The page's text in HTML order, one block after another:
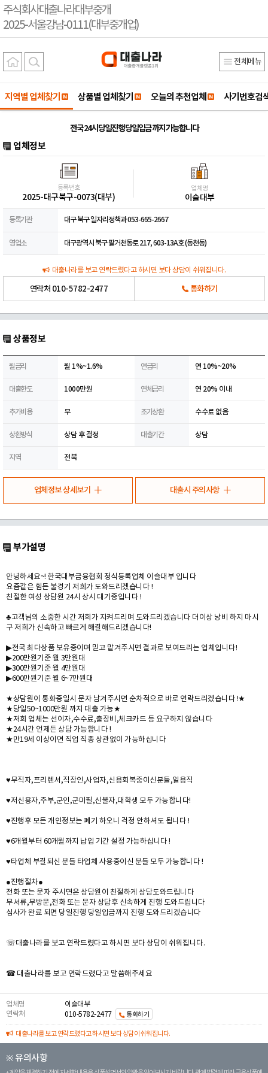
주식회사대출나라대부중개
2025-서울강남-0111(대부중개업)
전체메뉴
지역별 업체찾기 상품별 업체찾기 오늘의 추천업체 사기번호검
전국 24시 당일진행 당일입금 까지 가능합니다
업체정보
등록번호
2025-대구북구-0073(대부)
업체명
이슬대부
등록기관 대구 북구 일자리정책과 053-665-2667
영업소 대구광역시 북구 팔거천동로 217, 603-13A호 (동천동)
대출나라를 보고 연락드렸다고 하시면 보다 상담이 쉬워집니다.
연락처 010-5782-2477 통화하기
상품정보
월금리 월 1%~1.6% 연금리 연 10%~20%
대출한도 1000만원 연체금리 연 20% 이내
추가비용 무 조기상환 수수료 없음
상환방식 상담 후 결정 대출기간 상담
지역 전북
업체정보 상세보기 대출시 주의사항
부가설명
안녕하세요~! 한국대부금융협회 정식등록업체 이슬대부 입니다
요즘같은 힘든 불경기 저희가 도와드리겠습니다 !
친절한 여성 상담원 24시 상시 대기중입니다 !
♣고객님의 소중한 시간 저희가 지켜드리며 도와드리겠습니다 더이상 낭비 하지 마시
구 저희가 신속하고 빠르게 해결해드리겠습니다!
▶전국 최다상품 보유중이며 믿고 맡겨주시면 결과로 보여드리는 업체입니다!
▶200만원기준 월 3만원대
▶300만원기준 월 4만원대
▶600만원기준 월 6~7만원대
★상담원이 통화중일시 문자 남겨주시면 순차적으로 바로 연락드리겠습니다 !★
★당일50~1000만원 까지 대출 가능★
★저희 업체는 선이자,수수료,출장비,체크카드 등 요구하지 않습니다
★24시간 언제든 상담 가능합니다 !
★만19세 이상이면 직업 직종 상관없이 가능하십니다
♥무직자,프리렌서,직장인,사업자,신용회복중이신분들,일용직
♥저신용자,주부,군인,군미필,신불자,대학생 모두 가능합니다!
♥진행후 모든 개인정보는 폐기 하오니 걱정 안하셔도 됩니다 !
♥6개월부터 60개월까지 납입 기간 설정 가능하십니다 !
♥타업체 부결되신 분들 타업체 사용중이신 분들 모두 가능합니다 !
●진행절차●
전화 또는 문자 주시면은 상담원이 친절하게 상담도와드립니다
무서류,무방문,전화 또는 문자 상담후 신속하게 진행 도와드립니다
심사가 완료 되면 당일진행 당일입금까지 진행 도와드리겠습니다
☏대출나라를 보고 연락드렸다고 하시면 보다 상담이 쉬워집니다.
☎ 대출나라를 보고 연락드렸다고 말씀해주세요
업체명
이슬대부
연락처
010-5782-2477 통화하기
대출나라를 보고 연락드렸다고 하시면 보다 상담이 쉬워집니다.
※ 유의사항